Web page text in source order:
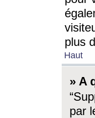
plus
Haut
» A
par